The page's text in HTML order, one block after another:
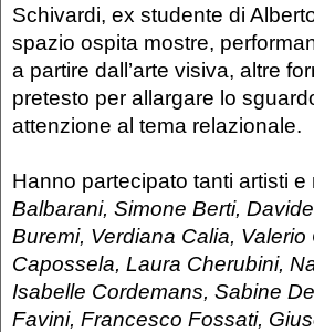
Schivardi, ex studente di
spazio ospita mostre,
a partire dall’arte visiva, altre
pretesto per allargare lo
attenzione al tema relazionale.
Hanno partecipato tanti artisti e
Balbarani, Simone Berti,
Buremi, Verdiana Calia,
Capossela, Laura Cherubini,
Isabelle Cordemans, Sabine
Favini, Francesco Fossati,